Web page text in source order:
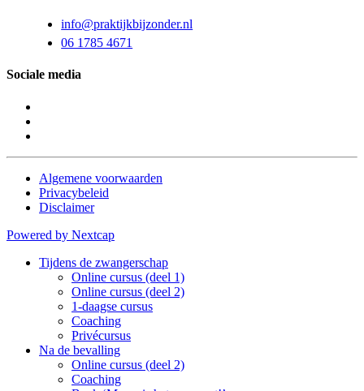
info@praktijkbijzonder.nl
06 1785 4671
Sociale media
Algemene voorwaarden
Privacybeleid
Disclaimer
Powered by Nextcap
Tijdens de zwangerschap
Online cursus (deel 1)
Online cursus (deel 2)
1-daagse cursus
Coaching
Privécursus
Na de bevalling
Online cursus (deel 2)
Coaching